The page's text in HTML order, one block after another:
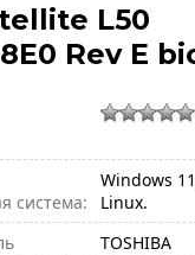
L50
Rev E
система:
Windows
Linux.
TOSHIBA